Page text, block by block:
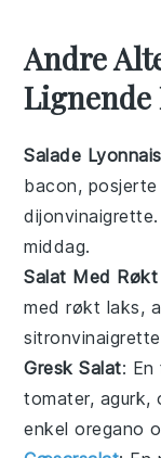
Andre
Lignende
Salade
bacon, posjerte
dijonvinaigrette
middag.
Salat Med Røkt
medrøkt laks,
sitronvinaigrette
Gresk Salat: En
tomater, agurk,
enkeloregano